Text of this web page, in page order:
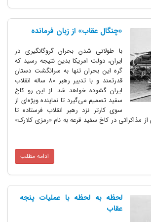
«چنگال عقاب» از زبان فرمانده
با طولانی شدن بحران گروگانگیری در
ایران، دولت امریکا بدین نتیجه رسید که
گره این بحران تنها به سرانگشت دستان
قدرتمند و با تدبیر رهبر ۸۰ ساله انقلاب
ایران گشوده خواهد شد. از این رو کاخ
سفید تصمیم می‌گیرد تا نماینده ویژه‌ای از
سوی کارتر نزد رهبر انقلاب فرستاده تا
مذاکراتی در کاخ سفید قرعه به نام «رمزی کلارک»
ادامه مطلب
لحظه به لحظه با عملیات پنجه
عقاب